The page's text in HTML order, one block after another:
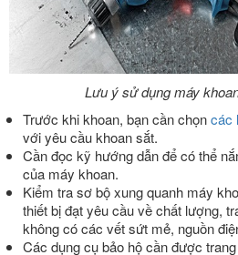
Lưu ý sử dụng máy
Trước khi khoan, bạn cần chọncác
với yêu cầu khoan sắt.
Cần đọc kỹ hướng dẫn để có thể
của máy khoan.
Kiểm tra sơ bộ xung quanh máy
thiết bị đạt yêu cầu về chất lượng,
không có các vết sứt mẻ, nguồn
Các dụng cụ bảo hộ cần được